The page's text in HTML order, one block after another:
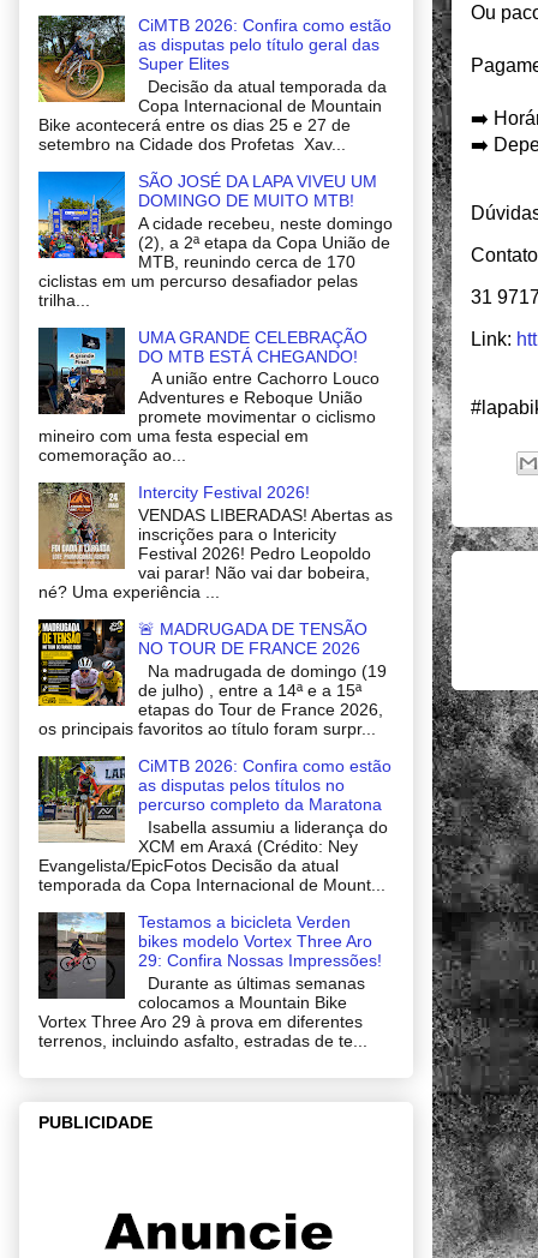
Ou
➡️
➡️
31
Link:
CiMTB 2026: Confira como estão
as disputas pelo título geral das
Super Elites
Decisão da atual temporada da
Copa Internacional de Mountain
Bike acontecerá entre os dias 25 e 27 de
setembro na Cidade dos Profetas Xav...
SÃO JOSÉ DA LAPA VIVEU UM
DOMINGO DE MUITO MTB!
A cidade recebeu, neste domingo
(2), a 2ª etapa da Copa União de
MTB, reunindo cerca de 170
ciclistas em um percurso desafiador pelas
trilha...
UMA GRANDE CELEBRAÇÃO
DO MTB ESTÁ CHEGANDO!
A união entre Cachorro Louco
Adventures e Reboque União
promete movimentar o ciclismo
mineiro com uma festa especial em
comemoração ao...
Intercity Festival 2026!
VENDAS LIBERADAS! Abertas as
inscrições para o Intericity
Festival 2026! Pedro Leopoldo
vai parar! Não vai dar bobeira,
né? Uma experiência ...
🚨 MADRUGADA DE TENSÃO
NO TOUR DE FRANCE 2026
Na madrugada de domingo (19
de julho) , entre a 14ª e a 15ª
etapas do Tour de France 2026,
os principais favoritos ao título foram surpr...
CiMTB 2026: Confira como estão
as disputas pelos títulos no
percurso completo da Maratona
Isabella assumiu a liderança do
XCM em Araxá (Crédito: Ney
Evangelista/EpicFotos Decisão da atual
temporada da Copa Internacional de Mount...
Testamos a bicicleta Verden
bikes modelo Vortex Three Aro
29: Confira Nossas Impressões!
Durante as últimas semanas
colocamos a Mountain Bike
Vortex Three Aro 29 à prova em diferentes
terrenos, incluindo asfalto, estradas de te...
PUBLICIDADE